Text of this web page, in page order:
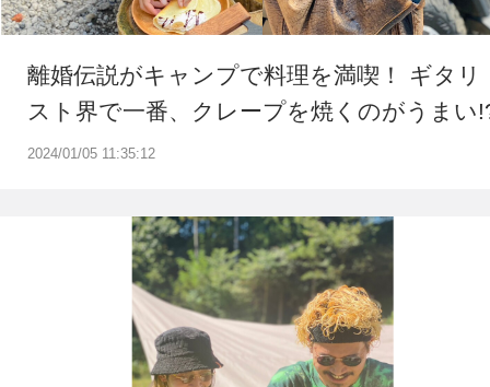
2024/01/05 11:35:12
離婚伝説がキャンプで料理を満喫！ ギタリ
スト界で一番、クレープを焼くのがうまい